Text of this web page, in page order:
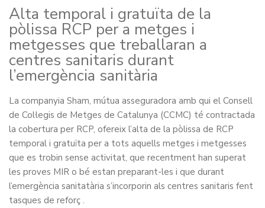
Alta temporal i gratuïta de la
pòlissa RCP per a metges i
metgesses que treballaran a
centres sanitaris durant
l’emergència sanitària
La companyia Sham, mútua asseguradora amb qui el Consell
de Col·legis de Metges de Catalunya (CCMC) té contractada
la cobertura per RCP, ofereix l’alta de la pòlissa de RCP
temporal i gratuïta per a tots aquells metges i metgesses
que es trobin sense activitat, que recentment han superat
les proves MIR o bé estan preparant-les i que durant
l’emergència sanitatària s’incorporin als centres sanitaris fent
tasques de reforç .